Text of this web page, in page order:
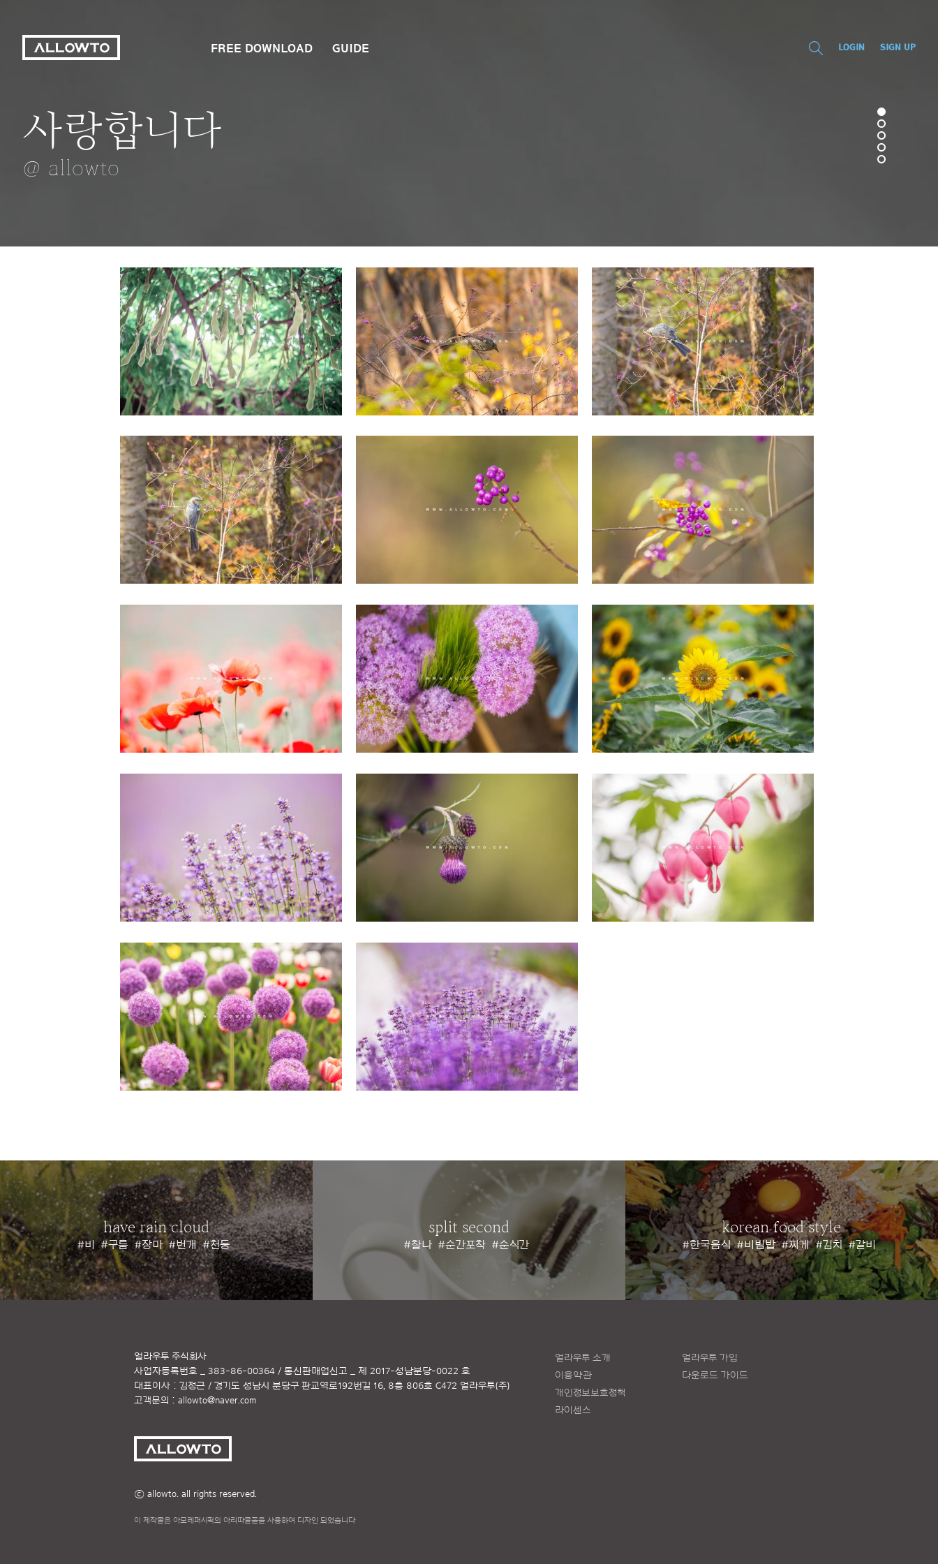
FREE DOWNLOAD GUIDE LOGIN SIGN UP
사랑합니다
@ allowto
수문을 열다
@ allowto
아름다운 조명
@ allowto
경화역의 벚꽃
@ allowto
당나귀
@ allowto
have rain cloud
#비 #구름 #장마 #번개 #천둥
split second
#찰나 #순간포착 #순식간
korean food style
#한국음식 #비빔밥 #찌게 #김치 #갈비
얼라우투 소개
이용약관
개인정보보호정책
라이센스
얼라우투 가입
다운로드 가이드
얼라우투 주식회사
사업자등록번호 _ 383-86-00364 / 통신판매업신고 _ 제 2017-성남분당-0022 호
대표이사 : 김정근 / 경기도 성남시 분당구 판교역로192번길 16, 8층 806호 C472 얼라우투(주)
고객문의 : allowto@naver.com
ⓒ allowto. all rights reserved.
이 제작물은 아모레퍼시픽의 아리따글꼴을 사용하여 디자인 되었습니다